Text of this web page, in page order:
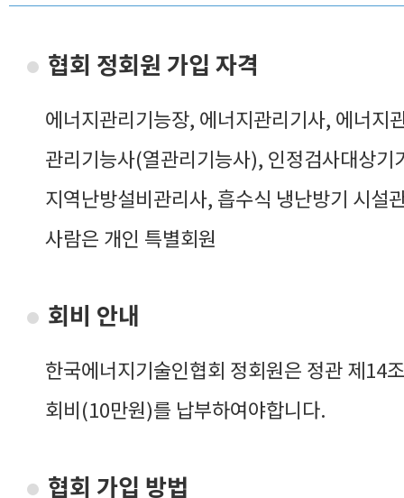
협회 정회원 가입 자격
에너지관리기능장, 에너지관리기사, 에너지
관리기능사(열관리기능사), 인정검사대상기
지역난방설비관리사, 흡수식 냉난방기 시설
사람은 개인 특별회원
회비 안내
한국에너지기술인협회 정회원은 정관 제14
회비(10만원)를 납부하여야합니다.
협회 가입 방법